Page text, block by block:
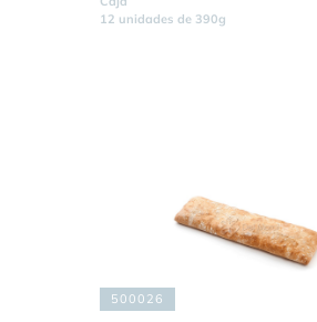
12 unidades de 390g
500026